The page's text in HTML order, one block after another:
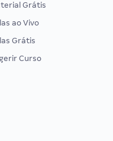
Grátis
ao Vivo
Grátis
Curso